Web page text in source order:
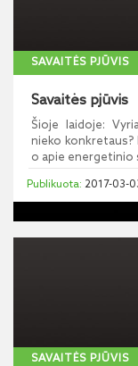
SAVAITĖS PJŪVIS
Savaitės pjūvis
Šioje laidoje:
nieko konkretaus?
o apie energetinio
2017-03-
SAVAITĖS PJŪVIS